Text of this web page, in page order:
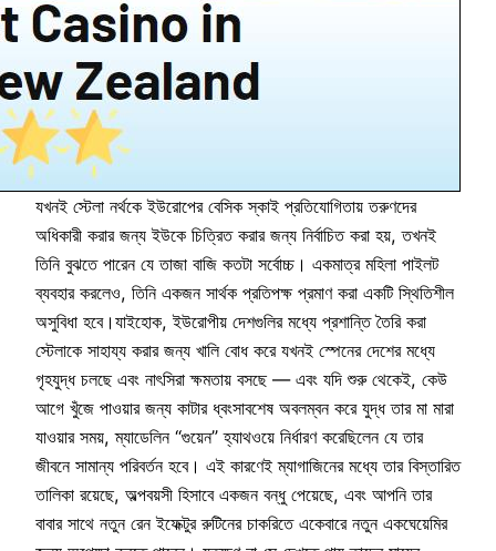
যখনই স্টেলা নর্থকে ইউরোপের বেসিক স্কাই প্রতিযোগিতায় তরুণদের
অধিকারী করার জন্য ইউকে চিত্রিত করার জন্য নির্বাচিত করা হয়, তখনই
তিনি বুঝতে পারেন যে তাজা বাজি কতটা সর্বোচ্চ। একমাত্র মহিলা পাইলট
ব্যবহার করলেও, তিনি একজন সার্থক প্রতিপক্ষ প্রমাণ করা একটি স্থিতিশীল
অসুবিধা হবে।যাইহোক, ইউরোপীয় দেশগুলির মধ্যে প্রশান্তি তৈরি করা
স্টেলাকে সাহায্য করার জন্য খালি বোধ করে যখনই স্পেনের দেশের মধ্যে
গৃহযুদ্ধ চলছে এবং নাৎসিরা ক্ষমতায় বসছে — এবং যদি শুরু থেকেই, কেউ
আগে খুঁজে পাওয়ার জন্য কাটার ধ্বংসাবশেষ অবলম্বন করে যুদ্ধ তার মা মারা
যাওয়ার সময়, ম্যাডেলিন “গুয়েন” হ্যাথওয়ে নির্ধারণ করেছিলেন যে তার
জীবনে সামান্য পরিবর্তন হবে। এই কারণেই ম্যাগাজিনের মধ্যে তার বিস্তারিত
তালিকা রয়েছে, অল্পবয়সী হিসাবে একজন বন্ধু পেয়েছে, এবং আপনি তার
বাবার সাথে নতুন রেন ইফেক্টুর রুটিনের চাকরিতে একেবারে নতুন একঘেয়েমির